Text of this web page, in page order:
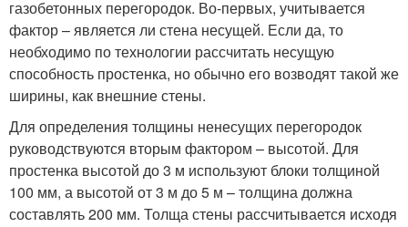
газобетонных перегородок. Во-первых, учитывается
фактор – является ли стена несущей. Если да, то
необходимо по технологии рассчитать несущую
способность простенка, но обычно его возводят такой же
ширины, как внешние стены.
Для определения толщины ненесущих перегородок
руководствуются вторым фактором – высотой. Для
простенка высотой до 3 м используют блоки толщиной
100 мм, а высотой от 3 м до 5 м – толщина должна
составлять 200 мм. Толща стены рассчитывается исходя